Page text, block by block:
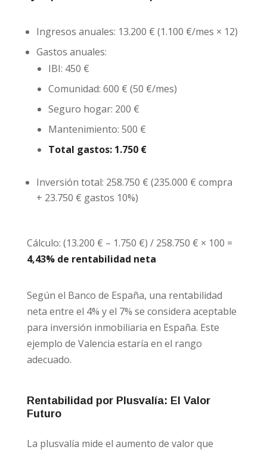
Ingresos anuales: 13.200 € (1.100 €/mes × 12)
Gastos anuales:
IBI: 450 €
Comunidad: 600 € (50 €/mes)
Seguro hogar: 200 €
Mantenimiento: 500 €
Total gastos: 1.750 €
Inversión total: 258.750 € (235.000 € compra
+ 23.750 € gastos 10%)
Cálculo: (13.200 € – 1.750 €) / 258.750 € × 100 =
4,43% de rentabilidad neta
Según el Banco de España, una rentabilidad
neta entre el 4% y el 7% se considera aceptable
para inversión inmobiliaria en España. Este
ejemplo de Valencia estaría en el rango
adecuado.
Rentabilidad por Plusvalía: El Valor
Futuro
La plusvalía mide el aumento de valor que